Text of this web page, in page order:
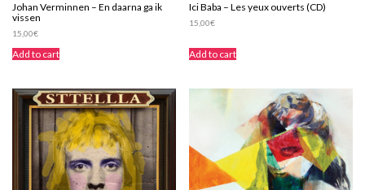
Johan Verminnen – En daarna ga ik
vissen
15,00€
Add to cart
Ici Baba – Les yeux ouverts (CD)
15,00€
Add to cart